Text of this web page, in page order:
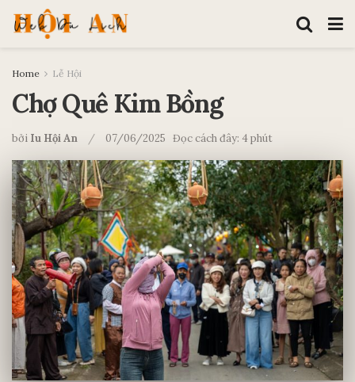
Home Lễ Hội
Chợ Quê Kim Bồng
bởi Iu Hội An 07/06/2025 Đọc cách đây: 4 phút